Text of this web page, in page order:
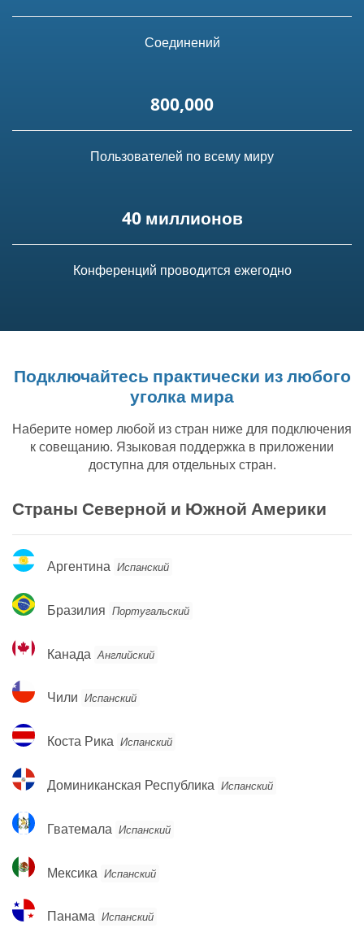
Соединений
800,000
Пользователей по всему миру
40 миллионов
Конференций проводится ежегодно
Подключайтесь практически из любого
уголка мира
Наберите номер любой из стран ниже для подключения
к совещанию. Языковая поддержка в приложении
доступна для отдельных стран.
Страны Северной и Южной Америки
Аргентина
Аргентина Испанский
Бразилия
Бразилия Португальский
Канада
Канада Английский
Чили
Чили Испанский
Коста
Рика
Коста Рика Испанский
Доминиканская
Республика
Доминиканская Республика Испанский
Гватемала
Гватемала Испанский
Мексика
Мексика Испанский
Панама
Панама Испанский